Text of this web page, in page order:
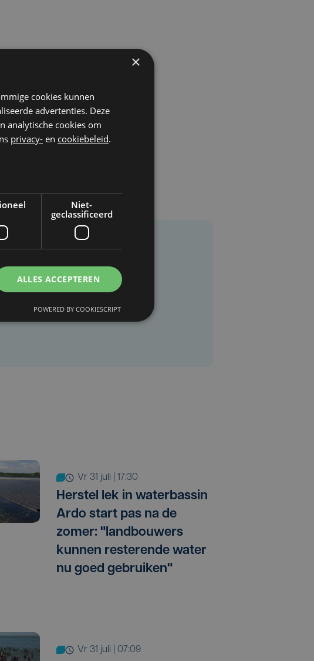
artikel?
vr 31 juli | 17:30
Herstel lek in waterbassin
Ardo start pas na de
zomer: "landbouwers
kunnen resterende water
nu goed gebruiken"
vr 31 juli | 07:09
×
cookies kunnen
advertenties. Deze
analytische cookies om
privacy- en cookiebeleid.
Niet-
geclassificeerd
ALLES ACCEPTEREN
POWERED BY COOKIESCRIPT